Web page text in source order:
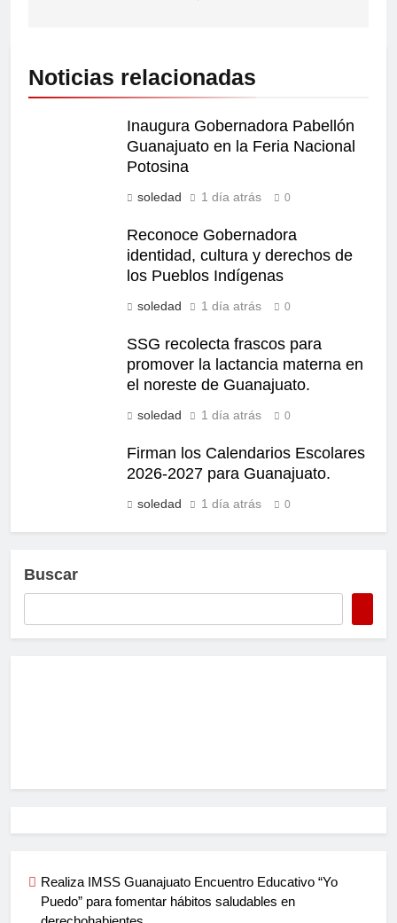
Noticias relacionadas
Inaugura Gobernadora Pabellón
Guanajuato en la Feria Nacional
Potosina
soledad 1 día atrás 0
Reconoce Gobernadora
identidad, cultura y derechos de
los Pueblos Indígenas
soledad 1 día atrás 0
SSG recolecta frascos para
promover la lactancia materna en
el noreste de Guanajuato.
soledad 1 día atrás 0
Firman los Calendarios Escolares
2026-2027 para Guanajuato.
soledad 1 día atrás 0
Buscar
Realiza IMSS Guanajuato Encuentro Educativo “Yo
Puedo” para fomentar hábitos saludables en